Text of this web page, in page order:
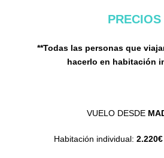
PRECIOS
**Todas las personas que
hacerlo en habitación
VUELO DESDE
Habitación individual: